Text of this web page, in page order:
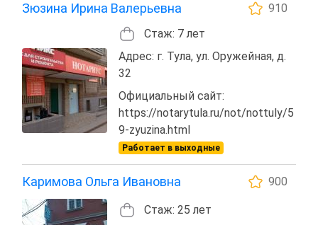
Зюзина Ирина Валерьевна
910
Стаж: 7 лет
Адрес: г. Тула, ул. Оружейная, д.
32
Официальный сайт:
https://notarytula.ru/not/nottuly/5
9-zyuzina.html
Работает в выходные
Каримова Ольга Ивановна 900
Стаж: 25 лет